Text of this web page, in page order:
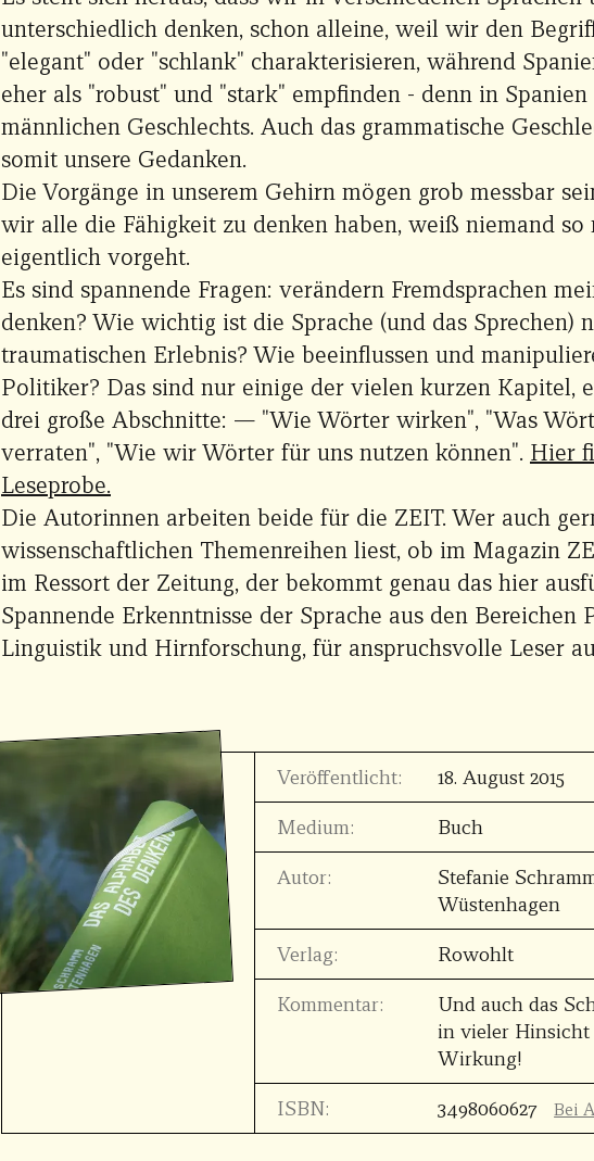
unterschiedlich denken, schon alleine, weil wir den
"elegant" oder "schlank" charakterisieren, während
eher als "robust" und "stark" empfinden - denn in Spanien
männlichen Geschlechts. Auch das grammatische
somit unsere Gedanken.
Die Vorgänge in unserem Gehirn mögen grob messbar
wir alle die Fähigkeit zu denken haben, weiß niemand so
eigentlich vorgeht.
Es sind spannende Fragen: verändern Fremdsprachen
denken? Wie wichtig ist die Sprache (und das Sprechen)
traumatischen Erlebnis? Wie beeinflussen und
Politiker? Das sind nur einige der vielen kurzen Kapitel,
drei große Abschnitte: — "Wie Wörter wirken", "Was
verraten", "Wie wir Wörter für uns nutzen können". Hier
Leseprobe.
Die Autorinnen arbeiten beide für die ZEIT. Wer auch
wissenschaftlichen Themenreihen liest, ob im Magazin
im Ressort der Zeitung, der bekommt genau das hier
Spannende Erkenntnisse der Sprache aus den Bereichen
Linguistik und Hirnforschung, für anspruchsvolle Leser
Veröffentlicht:
18. August 2015
Medium:
Buch
Autor:
Stefanie
Wüstenhagen
Verlag:
Rowohlt
Kommentar:
Und auch das
in vieler
Wirkung!
ISBN:
3498060627 Bei